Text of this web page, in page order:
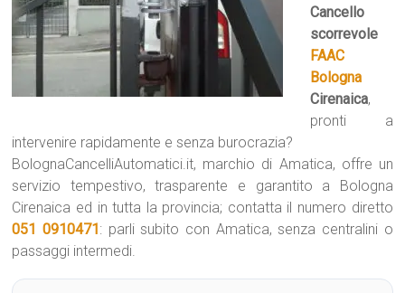
Cancello
scorrevole
FAAC
Bologna
Cirenaica,
pronti a
intervenire rapidamente e senza burocrazia?
BolognaCancelliAutomatici.it, marchio di Amatica, offre un
servizio tempestivo, trasparente e garantito a Bologna
Cirenaica ed in tutta la provincia; contatta il numero diretto
051 0910471: parli subito con Amatica, senza centralini o
passaggi intermedi.